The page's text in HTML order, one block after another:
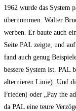
1962 wurde das System
übernommen. Walter
werben. Er baute auch
Seite PAL zeigte, und
fand auch genug
bessere System ist. PAL
alternieren Linie). Und
Frieden) oder „Pay the
da PAL eine teure